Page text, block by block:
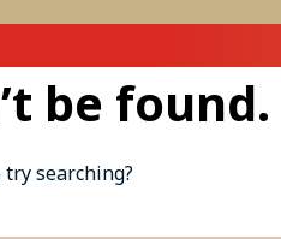
be found.
searching?